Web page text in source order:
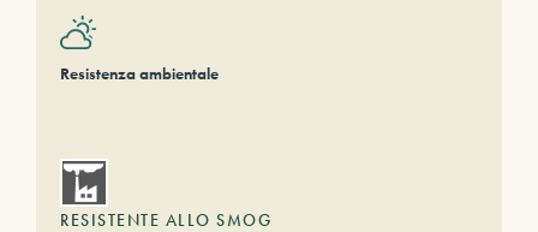
Resistenza ambientale
RESISTENTE ALLO SMOG